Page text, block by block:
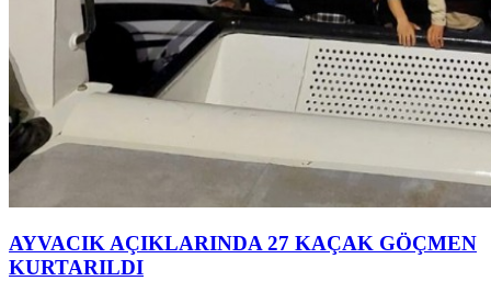
AYVACIK AÇIKLARINDA 27 KAÇAK GÖÇMEN
KURTARILDI